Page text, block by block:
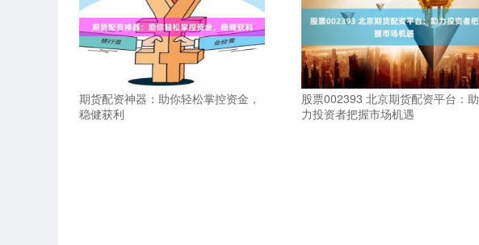
期货配资神器：助你轻松掌控资金，
稳健获利
股票002393 北京期货配资平台：助
力投资者把握市场机遇